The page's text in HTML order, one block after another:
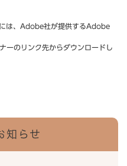
は、Adobe社が提供するAdobe
ーのリンク先からダウンロードし
知らせ